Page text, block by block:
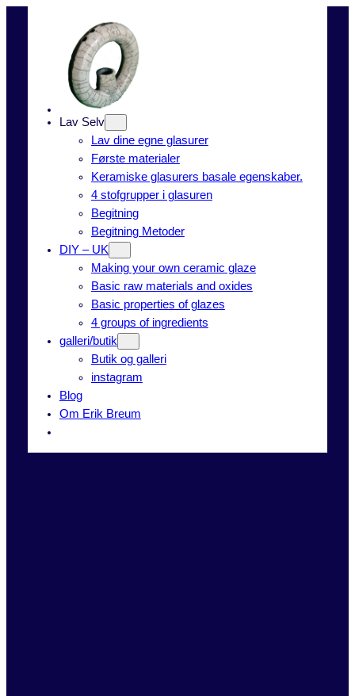
Lav Selv
Lav dine egne glasurer
Første materialer
Keramiske glasurers basale egenskaber.
4 stofgrupper i glasuren
Begitning
Begitning Metoder
DIY – UK
Making your own ceramic glaze
Basic raw materials and oxides
Basic properties of glazes
4 groups of ingredients
galleri/butik
Butik og galleri
instagram
Blog
Om Erik Breum